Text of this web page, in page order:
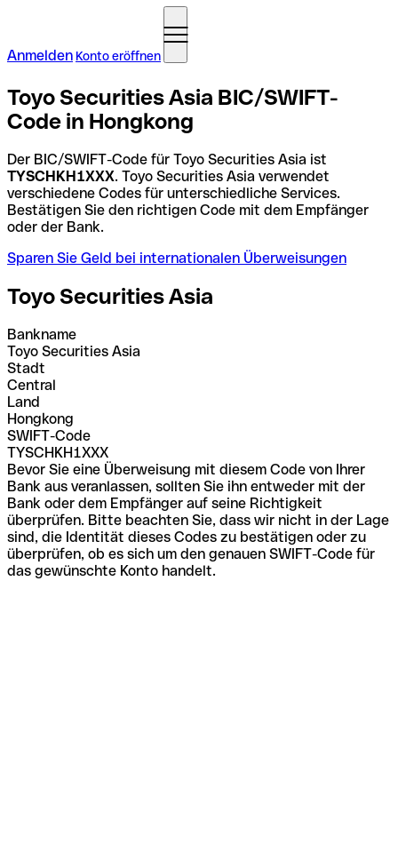
Anmelden Konto eröffnen
Toyo Securities Asia BIC/SWIFT-
Code in Hongkong
Der BIC/SWIFT-Code für Toyo Securities Asia ist
TYSCHKH1XXX. Toyo Securities Asia verwendet
verschiedene Codes für unterschiedliche Services.
Bestätigen Sie den richtigen Code mit dem Empfänger
oder der Bank.
Sparen Sie Geld bei internationalen Überweisungen
Toyo Securities Asia
Bankname
Toyo Securities Asia
Stadt
Central
Land
Hongkong
SWIFT-Code
TYSCHKH1XXX
Bevor Sie eine Überweisung mit diesem Code von Ihrer
Bank aus veranlassen, sollten Sie ihn entweder mit der
Bank oder dem Empfänger auf seine Richtigkeit
überprüfen. Bitte beachten Sie, dass wir nicht in der Lage
sind, die Identität dieses Codes zu bestätigen oder zu
überprüfen, ob es sich um den genauen SWIFT-Code für
das gewünschte Konto handelt.